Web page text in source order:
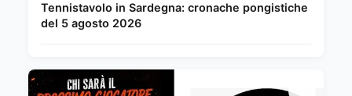
Tennistavolo in Sardegna: cronache pongistiche
del 5 agosto 2026